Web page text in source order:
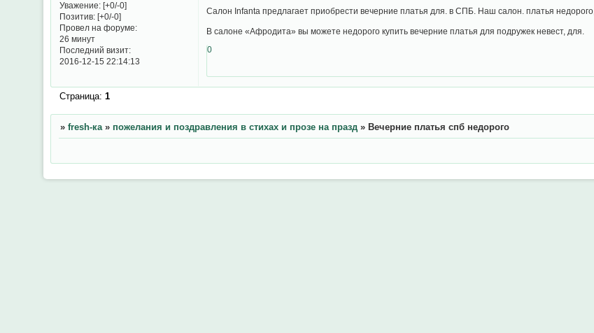
Уважение: [+0/-0]
Позитив: [+0/-0]
Провел на форуме:
26 минут
Последний визит:
2016-12-15 22:14:13
Салон Infanta предлагает приобрести вечерние платья для. в СПБ. Наш салон. платья недорого,.
В салоне «Афродита» вы можете недорого купить вечерние платья для подружек невест, для.
0
Страница: 1
» fresh-ка » пожелания и поздравления в стихах и прозе на празд » Вечерние платья спб недорого